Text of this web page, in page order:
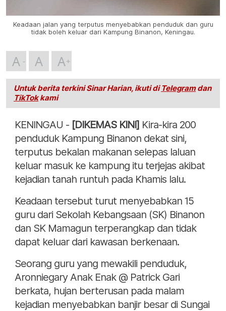
Keadaan jalan yang terputus menyebabkan penduduk dan guru
tidak boleh keluar dari Kampung Binanon, Keningau.
A A A
Untuk berita terkini Sinar Harian, ikuti di Telegramdan
TikTokkami
KENINGAU - [DIKEMAS KINI] Kira-kira 200
penduduk Kampung Binanon dekat sini,
terputus bekalan makanan selepas laluan
keluar masuk ke kampung itu terjejas akibat
kejadian tanah runtuh pada Khamis lalu.
Keadaan tersebut turut menyebabkan 15
guru dari Sekolah Kebangsaan (SK) Binanon
dan SK Mamagun terperangkap dan tidak
dapat keluar dari kawasan berkenaan.
Seorang guru yang mewakili penduduk,
Aronniegary Anak Enak @ Patrick Gari
berkata, hujan berterusan pada malam
kejadian menyebabkan banjir besar di Sungai